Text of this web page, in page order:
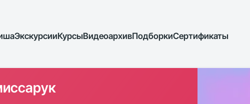
ЭкскурсииКурсыВидеоархивПодборкиСертификаты